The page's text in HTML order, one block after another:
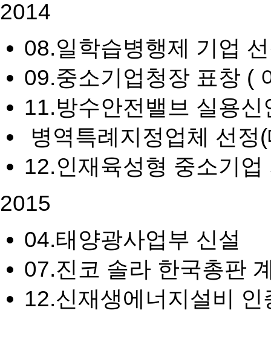
2014
08.일학습병행제 기업
09.중소기업청장 표창 (
11.방수안전밸브 실용신
병역특례지정업체 선정
12.인재육성형 중소기
2015
04.태양광사업부 신설
07.진코 솔라 한국총판
12.신재생에너지설비